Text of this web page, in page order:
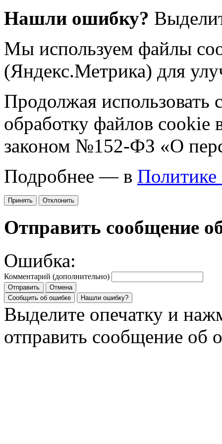
Нашли ошибку?
Мы используем файлы
(Яндекс.Метрика) для
Продолжая использовать
обработку файлов cookie
законом №152-ФЗ «О
Подробнее — в Политике
Принять Отклонить
Отправить сообщение
Ошибка:
Комментарий (дополнительно)
Отправить
Отмена
Сообщить об ошибке
Нашли ошибку?
Выделите опечатку и
отправить сообщение об